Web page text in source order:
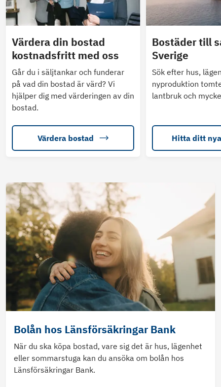
Värdera din bostad
kostnadsfritt med oss
Går du i säljtankar och funderar
på vad din bostad är värd? Vi
hjälper dig med värderingen av din
bostad.
Värdera bostad
Bostäder till
Sverige
Sök efter hus,
nyproduktion
lantbruk och
Hitta ditt
Bolån hos Länsförsäkringar Bank
När du ska köpa bostad, vare sig det är hus, lägenhet
eller sommarstuga kan du ansöka om bolån hos
Länsförsäkringar Bank.